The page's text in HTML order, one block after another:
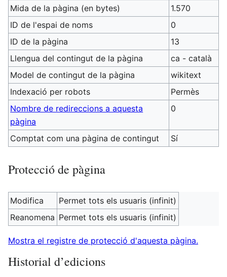
Mida de la pàgina (en bytes)
1.570
ID de l'espai de noms
0
ID de la pàgina
13
Llengua del contingut de la pàgina
ca - català
Model de contingut de la pàgina
wikitext
Indexació per robots
Permès
Nombre de redireccions a aquesta
pàgina
0
Comptat com una pàgina de contingut Sí
Protecció de pàgina
Modifica
Permet tots els usuaris (infinit)
Reanomena Permet tots els usuaris (infinit)
Mostra el registre de protecció d'aquesta pàgina.
Historial d’edicions